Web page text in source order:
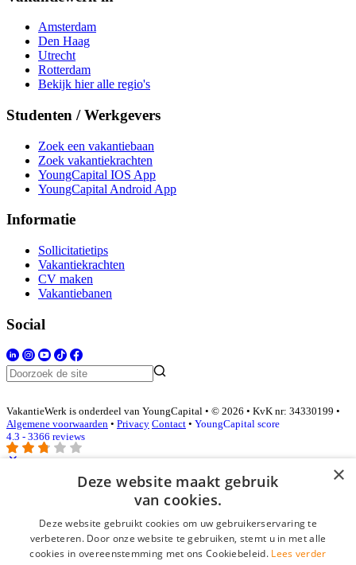
Amsterdam
Den Haag
Utrecht
Rotterdam
Bekijk hier alle regio's
Studenten / Werkgevers
Zoek een vakantiebaan
Zoek vakantiekrachten
YoungCapital IOS App
YoungCapital Android App
Informatie
Sollicitatietips
Vakantiekrachten
CV maken
Vakantiebanen
Social
VakantieWerk is onderdeel van YoungCapital • © 2026 • KvK nr: 34330199 •
Algemene voorwaarden • Privacy Contact • YoungCapital score
4.3 - 3366 reviews
E-mail*
Wachtwoord
×
Deze website maakt gebruik
van cookies.
Deze website gebruikt cookies om uw gebruikerservaring te
verbeteren. Door onze website te gebruiken, stemt u in met alle
cookies in overeenstemming met ons Cookiebeleid. Lees verder